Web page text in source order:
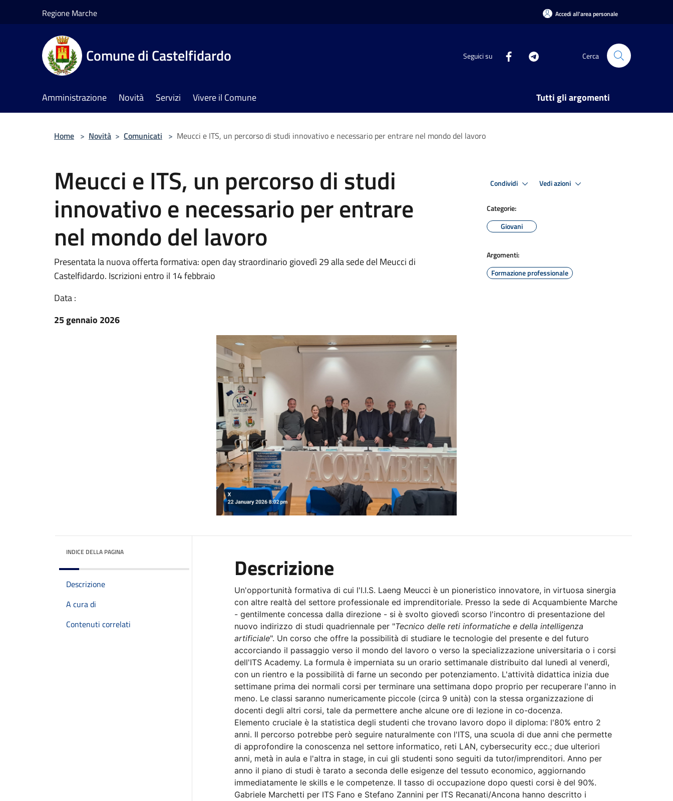
Regione Marche Accedi all'area personale
Comune di Castelfidardo Seguici su Cerca
Amministrazione Novità Servizi Vivere il Comune Tutti gli argomenti
Home > Novità > Comunicati > Meucci e ITS, un percorso di studi innovativo e necessario per entrare nel mondo del lavoro
Meucci e ITS, un percorso di studi
innovativo e necessario per entrare
nel mondo del lavoro
Presentata la nuova offerta formativa: open day straordinario giovedì 29 alla sede del Meucci di
Castelfidardo. Iscrizioni entro il 14 febbraio
Data :
25 gennaio 2026
Condividi Vedi azioni
Categorie:
Giovani
Argomenti:
Formazione professionale
INDICE DELLA PAGINA
Descrizione
A cura di
Contenuti correlati
Descrizione
Un'opportunità formativa di cui l'I.I.S. Laeng Meucci è un pioneristico innovatore, in virtuosa sinergia
con altre realtà del settore professionale ed imprenditoriale. Presso la sede di Acquambiente Marche
- gentilmente concessa dalla direzione - si è svolto giovedì scorso l'incontro di presentazione del
nuovo indirizzo di studi quadriennale per "Tecnico delle reti informatiche e della intelligenza
artificiale". Un corso che offre la possibilità di studiare le tecnologie del presente e del futuro
accorciando il passaggio verso il mondo del lavoro o verso la specializzazione universitaria o i corsi
dell'ITS Academy. La formula è imperniata su un orario settimanale distribuito dal lunedì al venerdì,
con un rientro e la possibilità di farne un secondo per potenziamento. L'attività didattica inizia due
settimane prima dei normali corsi per terminare una settimana dopo proprio per recuperare l'anno in
meno. Le classi saranno numericamente piccole (circa 9 unità) con la stessa organizzazione di
docenti degli altri corsi, tale da permettere anche alcune ore di lezione in co-docenza.
Elemento cruciale è la statistica degli studenti che trovano lavoro dopo il diploma: l'80% entro 2
anni. Il percorso potrebbe però seguire naturalmente con l'ITS, una scuola di due anni che permette
di approfondire la conoscenza nel settore informatico, reti LAN, cybersecurity ecc.; due ulteriori
anni, metà in aula e l'altra in stage, in cui gli studenti sono seguiti da tutor/imprenditori. Anno per
anno il piano di studi è tarato a seconda delle esigenze del tessuto economico, aggiornando
immediatamente le skills e le competenze. Il tasso di occupazione dopo questi corsi è del 90%.
Gabriele Marchetti per ITS Fano e Stefano Zannini per ITS Recanati/Ancona hanno descritto i